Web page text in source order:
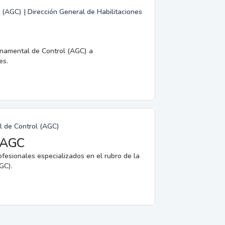
| Dirección General de Habilitaciones
de Control (AGC) a
de Control (AGC)
especializados en el rubro de la